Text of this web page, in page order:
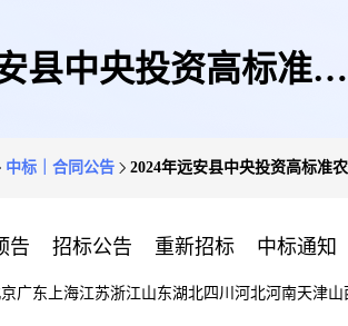
县中央投资高标准农
中标｜合同公告 2024年远安县中央投资高标准
告 招标公告 重新招标 中标通知
广东 上海江苏浙江山东湖北四川 河北河南天津山